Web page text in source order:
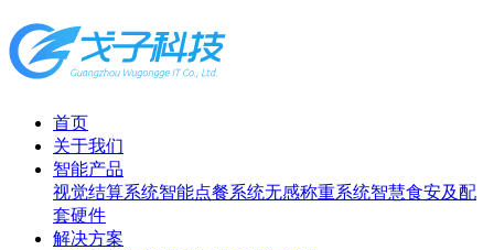
首页
关于我们
智能产品
视觉结算系统智能点餐系统无感称重系统智慧食安及配
套硬件
解决方案